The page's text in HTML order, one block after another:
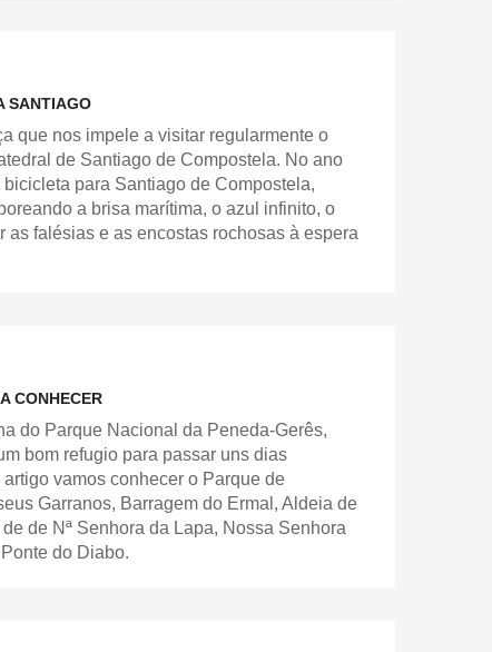
SANTIAGO
que nos impele a visitar regularmente o
de Santiago de Compostela. No ano
para Santiago de Compostela,
a brisa marítima, o azul infinito, o
falésias e as encostas rochosas à espera
CONHECER
do Parque Nacional da Peneda-Gerês,
bom refugio para passar uns dias
vamos conhecer o Parque de
Garranos, Barragem do Ermal, Aldeia de
de Nª Senhora da Lapa, Nossa Senhora
do Diabo.